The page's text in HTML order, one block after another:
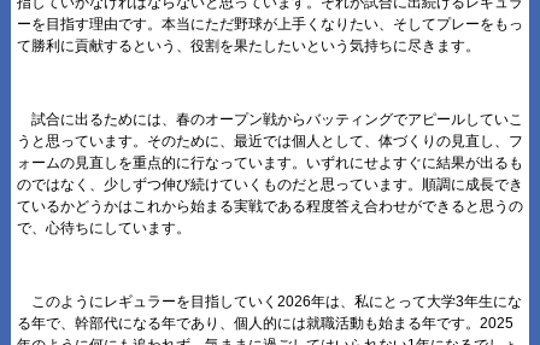
ーを目指す理由です。本当にただ野球が上手くなりたい、そしてプレーをもっ
て勝利に貢献するという、役割を果たしたいという気持ちに尽きます。
試合に出るためには、春のオープン戦からバッティングでアピールしていこ
うと思っています。そのために、最近では個人として、体づくりの見直し、フ
ォームの見直しを重点的に行なっています。いずれにせよすぐに結果が出るも
のではなく、少しずつ伸び続けていくものだと思っています。順調に成長でき
ているかどうかはこれから始まる実戦である程度答え合わせができると思うの
で、心待ちにしています。
このようにレギュラーを目指していく2026年は、私にとって大学3年生にな
る年で、幹部代になる年であり、個人的には就職活動も始まる年です。2025